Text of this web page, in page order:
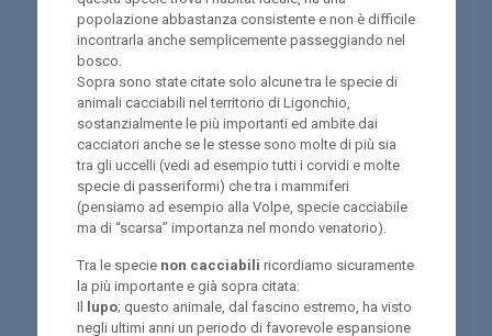
popolazione abbastanza consistente e non è difficile
incontrarla anche semplicemente passeggiando nel
bosco.
Sopra sono state citate solo alcune tra le specie di
animali cacciabili nel territorio di Ligonchio,
sostanzialmente le più importanti ed ambite dai
cacciatori anche se le stesse sono molte di più sia
tra gli uccelli (vedi ad esempio tutti i corvidi e molte
specie di passeriformi) che tra i mammiferi
(pensiamo ad esempio alla Volpe, specie cacciabile
ma di “scarsa” importanza nel mondo venatorio).
Tra le specie non cacciabili ricordiamo sicuramente
la più importante e già sopra citata:
Il
lupo; questo animale, dal fascino estremo, ha visto
negli ultimi anni un periodo di favorevole espansione